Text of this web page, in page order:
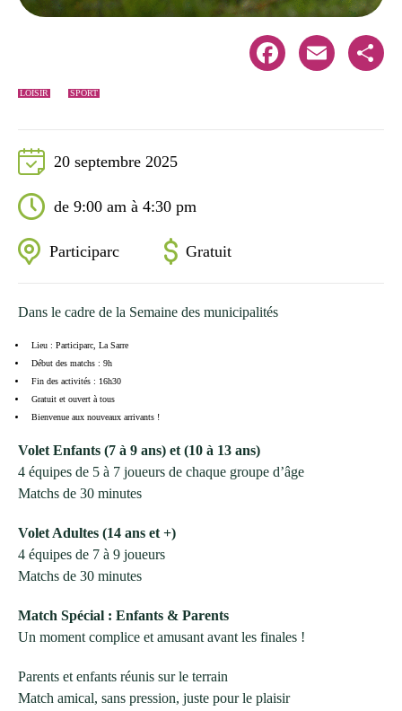
LOISIR SPORT
Facebook Email Share
20 septembre 2025
de 9:00 am à 4:30 pm
Participarc Gratuit
Dans le cadre de la Semaine des municipalités
Lieu : Participarc, La Sarre
Début des matchs : 9h
Fin des activités : 16h30
Gratuit et ouvert à tous
Bienvenue aux nouveaux arrivants !
Volet Enfants (7 à 9 ans) et (10 à 13 ans)
4 équipes de 5 à 7 joueurs de chaque groupe d’âge
Matchs de 30 minutes
Volet Adultes (14 ans et +)
4 équipes de 7 à 9 joueurs
Matchs de 30 minutes
Match Spécial : Enfants & Parents
Un moment complice et amusant avant les finales !
Parents et enfants réunis sur le terrain
Match amical, sans pression, juste pour le plaisir